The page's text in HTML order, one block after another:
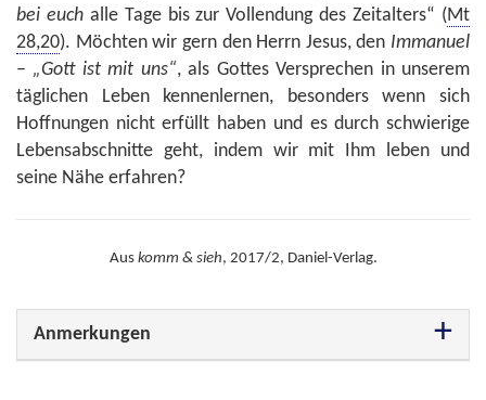
bei euchalle Tage bis zur Vollendung des Zeitalters“ (Mt
28,20). Möchten wir gern den Herrn Jesus, den Immanuel
– „Gott ist mit uns“, als Gottes Versprechen in unserem
täglichen Leben kennenlernen, besonders wenn sich
Hoffnungen nicht erfüllt haben und es durch schwierige
Lebensabschnitte geht, indem wir mit Ihm leben und
seine Nähe erfahren?
Aus komm & sieh, 2017/2, Daniel-Verlag.
Anmerkungen